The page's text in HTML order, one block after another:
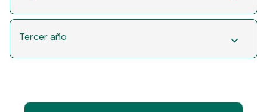
Tercer año